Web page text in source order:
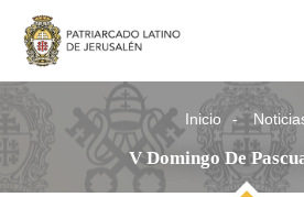
Inicio
V Domingo De